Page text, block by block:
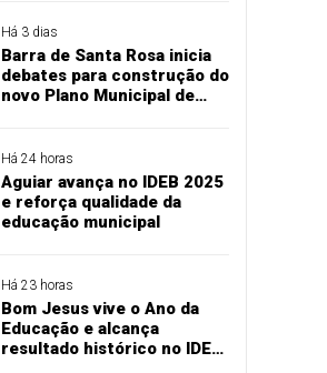
Há 3 dias
Barra de Santa Rosa inicia
debates para construção do
novo Plano Municipal de
Há 24 horas
Aguiar avança no IDEB 2025
e reforça qualidade da
educação municipal
Há 23 horas
Bom Jesus vive o Ano da
Educação e alcança
resultado histórico no IDEB